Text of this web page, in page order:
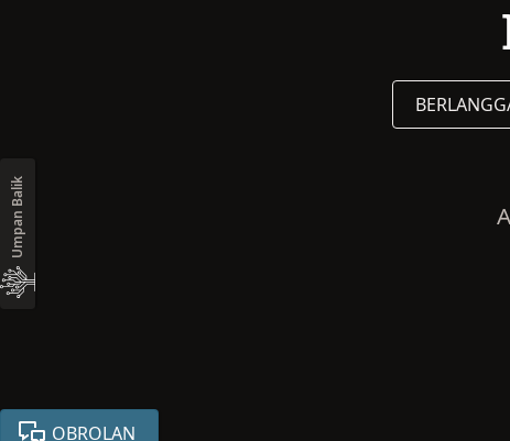
OBROLAN
Umpan Balik